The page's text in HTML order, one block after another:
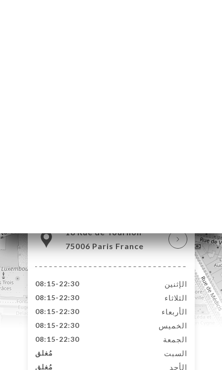
18 Rue de Tournon
75006 Paris France
الإثنين 08:15-22:30
الثلاثاء 08:15-22:30
الأربعاء 08:15-22:30
الخميس 08:15-22:30
الجمعة 08:15-22:30
السبت مُغلق
الأحد مُغلق